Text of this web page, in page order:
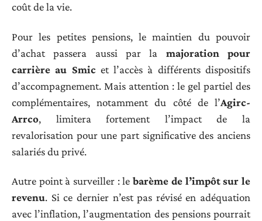
coût de la vie.
Pour les petites pensions, le maintien du pouvoir
d’achat passera aussi par la majoration pour
carrière au Smic et l’accès à différents dispositifs
d’accompagnement. Mais attention : le gel partiel des
complémentaires, notamment du côté de l’Agirc-
Arrco, limitera fortement l’impact de la
revalorisation pour une part significative des anciens
salariés du privé.
Autre point à surveiller : lebarème de l’impôt sur le
revenu. Si ce dernier n’est pas révisé en adéquation
avec l’inflation, l’augmentation des pensions pourrait